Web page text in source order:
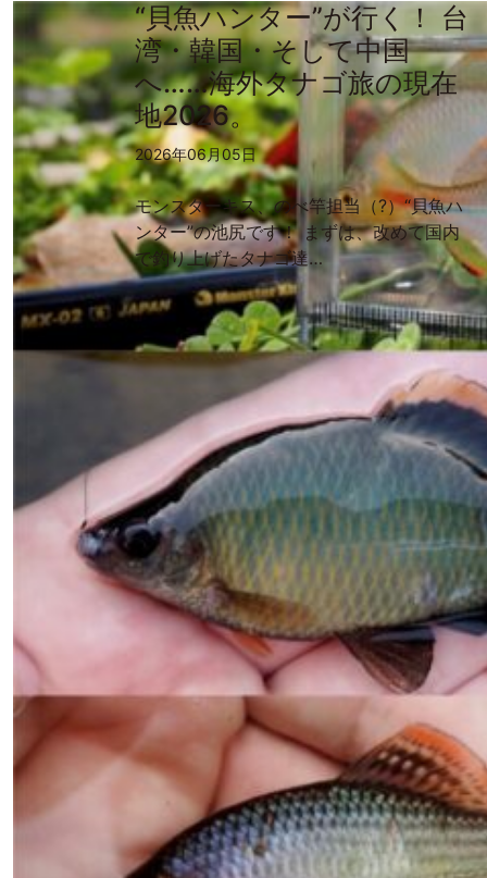
“貝魚ハンター”が行く！ 台
湾・韓国・そして中国
へ……海外タナゴ旅の現在
地2026。
2026年06月05日
モンスターキス、のべ竿担当（?）“貝魚ハ
ンター”の池尻です！ まずは、改めて国内
で釣り上げたタナゴ達…